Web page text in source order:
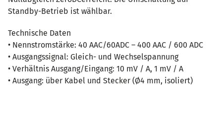
Standby-Betrieb ist wählbar.
Technische Daten
• Nennstromstärke: 40 AAC/60ADC – 400 AAC / 600 ADC
• Ausgangssignal: Gleich- und Wechselspannung
• Verhältnis Ausgang/Eingang: 10 mV / A, 1 mV / A
• Ausgang: über Kabel und Stecker (Ø4 mm, isoliert)